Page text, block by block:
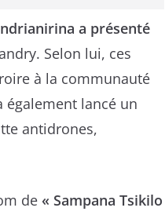
a présenté
Selon lui, ces
à la communauté
également lancé un
antidrones,
de « Sampana Tsikilo